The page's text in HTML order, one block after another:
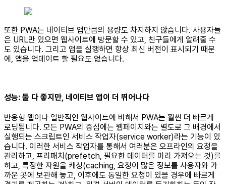
또한 PWA는 네이티브 앱만큼의 용량도 차지하지 않습니다. 사용자들
은 URL만 있으면 웹사이트에 방문할 수 있고, 친구들에게 알려줄 수
도 있습니다. 그리고 앱을 실행하면 항상 최신 버전이 표시되기 때문
에, 앱을 업데이트 할 필요도 없습니다.
성능: 둘 다 좋지만, 네이티브 앱이 더 뛰어나다
반응형 웹이나 일반적인 웹사이트에 비해서 PWA는 훨씬 더 빠르게
로딩됩니다. 모든 PWA의 중심에는 웹페이지와는 별도로 그 배경에서
실행되는 스크립트인 서비스 작업자(service worker)라는 기능이 있
습니다. 이러한 서비스 작업자를 통해서 여러분은 오프라인의 요청을
관리하고, 프리패치(prefetch, 필요한 데이터를 미리 가져오는 것)를
하고, 특정한 자원을 캐싱(caching, 요청이 많은 정보를 사용자와 가
까운 곳에 보관해 놓고, 이후에도 동일한 요청이 있을 경우에 빠르게